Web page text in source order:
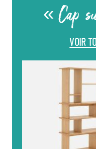
« Cap
VOIR